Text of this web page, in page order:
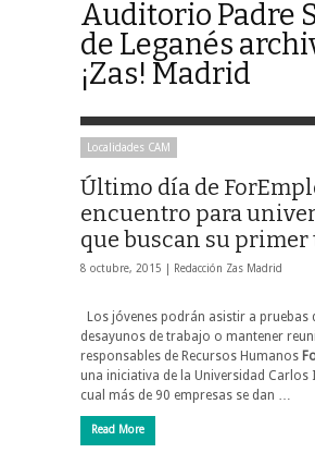
Auditorio Padre
de Leganés
¡Zas! Madrid
Localidades CAM
Último día de
encuentro para
que buscan su primer
8 octubre, 2015 | Redacción Zas Madrid
Los jóvenes podrán asistir a pruebas
desayunos de trabajo o mantener
responsables de Recursos Humanos
una iniciativa de la Universidad Carlos
cual más de 90 empresas se dan …
Read More